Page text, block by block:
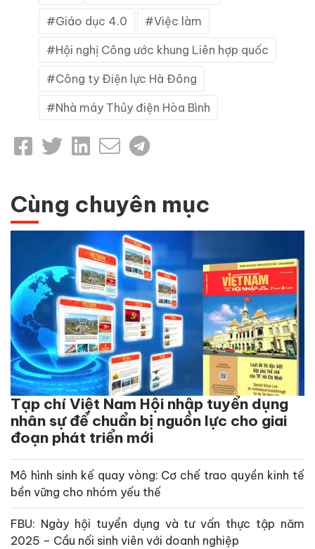
Giáo dục 4.0 Việc làm
Hội nghị Công ước khung Liên hợp quốc
Công ty Điện lực Hà Đông
Nhà máy Thủy điện Hòa Bình
Cùng chuyên mục
Tạp chí Việt Nam Hội nhập tuyển dụng
nhân sự để chuẩn bị nguồn lực cho giai
đoạn phát triển mới
Mô hình sinh kế quay vòng: Cơ chế trao quyền kinh tế
bền vững cho nhóm yếu thế
FBU: Ngày hội tuyển dụng và tư vấn thực tập năm
2025 – Cầu nối sinh viên với doanh nghiệp